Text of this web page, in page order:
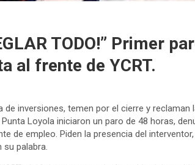
TODO!” Primer
al frente de YCRT.
inversiones, temen por el cierre y reclaman
Loyola iniciaron un paro de 48 horas,
de empleo. Piden la presencia del
su palabra.